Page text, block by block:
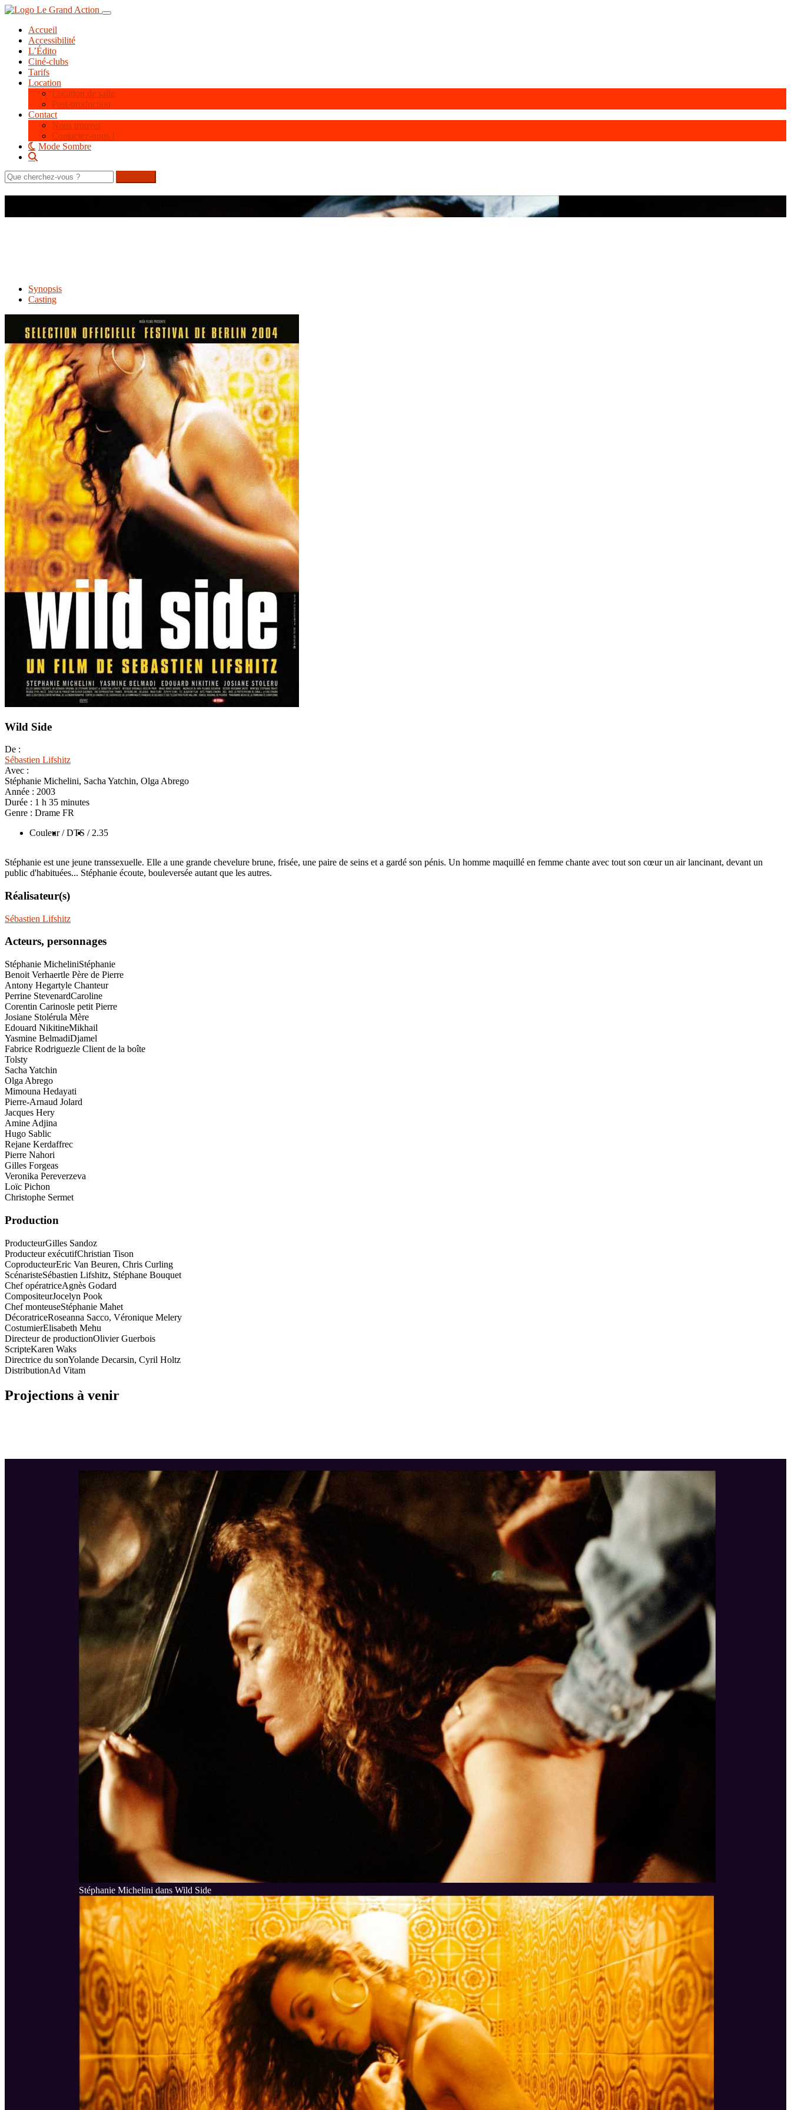
Aller
contenu
principal
Toggle navigation
Accueil
Accessibilité
L’Édito
Ciné-clubs
Tarifs
Location
Location de salle
Post-production
Contact
Nous trouver
Contactez-nous !
Mode Sombre
Rechercher
sur
le
Synopsis
Casting
Wild Side
De :
Sébastien Lifshitz
Avec :
Stéphanie Michelini, Sacha Yatchin, Olga Abrego
Année : 2003
Durée : 1 h 35 minutes
Genre : Drame FR
Couleur / DTS / 2.35
Stéphanie est une jeune transsexuelle. Elle a une grande chevelure brune, frisée, une paire de seins et a gardé son pénis. Un homme maquillé en femme chante avec tout son cœur un air lancinant, devant un
public d'habituées... Stéphanie écoute, bouleversée autant que les autres.
Réalisateur(s)
Sébastien Lifshitz
Acteurs, personnages
Stéphanie MicheliniStéphanie
Benoit Verhaertle Père de Pierre
Antony Hegartyle Chanteur
Perrine StevenardCaroline
Corentin Carinosle petit Pierre
Josiane Stolérula Mère
Edouard NikitineMikhail
Yasmine BelmadiDjamel
Fabrice Rodriguezle Client de la boîte
Tolsty
Sacha Yatchin
Olga Abrego
Mimouna Hedayati
Pierre-Arnaud Jolard
Jacques Hery
Amine Adjina
Hugo Sablic
Rejane Kerdaffrec
Pierre Nahori
Gilles Forgeas
Veronika Pereverzeva
Loïc Pichon
Christophe Sermet
Production
ProducteurGilles Sandoz
Producteur exécutifChristian Tison
CoproducteurEric Van Beuren, Chris Curling
ScénaristeSébastien Lifshitz, Stéphane Bouquet
Chef opératriceAgnès Godard
CompositeurJocelyn Pook
Chef monteuseStéphanie Mahet
DécoratriceRoseanna Sacco, Véronique Melery
CostumierElisabeth Mehu
Directeur de productionOlivier Guerbois
ScripteKaren Waks
Directrice du sonYolande Decarsin, Cyril Holtz
DistributionAd Vitam
Projections à venir
Stéphanie Michelini dans Wild Side